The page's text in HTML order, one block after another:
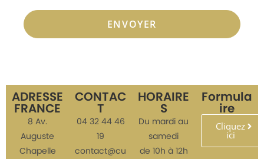
ENVOYER
ADRESSE
FRANCE
8 Av.
Auguste
Chapelle
CONTAC
T
04 32 44 46
19
contact@cu
HORAIRE
S
Du mardi au
samedi
de 10h à 12h
Formula
ire
Cliquez
ici